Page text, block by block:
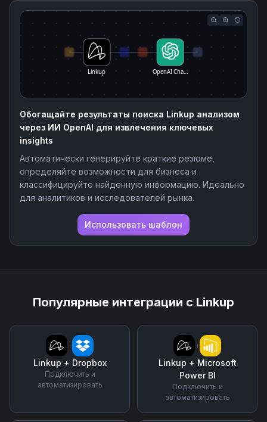
Linkup OpenAI Cha…
Обогащайте результаты поиска Linkup анализом
через ИИ OpenAI для извлечения ключевых
insights
Автоматически генерируйте краткие резюме,
определяйте возможности для бизнеса и
классифицируйте найденную информацию. Идеально
для аналитиков и исследователей рынка.
Использовать шаблон
Популярные интеграции с Linkup
+
Linkup + Dropbox
Подключить и
автоматизировать
+
Linkup + Microsoft
Power BI
Подключить и
автоматизировать